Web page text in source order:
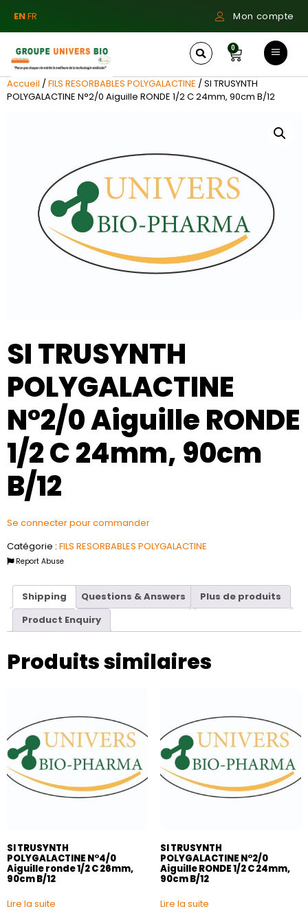
ENFR Mon compte
0
Accueil /FILS RESORBABLES POLYGALACTINE / SI TRUSYNTH
POLYGALACTINE N°2/0 Aiguille RONDE 1/2 C 24mm, 90cm B/12
SI TRUSYNTH
POLYGALACTINE
N°2/0 Aiguille RONDE
1/2 C 24mm, 90cm
B/12
Se connecter pour commander
Catégorie : FILS RESORBABLES POLYGALACTINE
Report Abuse
Shipping Questions & Answers
Plus de produits
Product Enquiry
Produits similaires
SI TRUSYNTH
POLYGALACTINE N°4/0
Aiguille ronde 1/2 C 26mm,
90cm B/12
Lire la suite
SI TRUSYNTH
POLYGALACTINE N°2/0
Aiguille RONDE 1/2 C 24mm,
90cm B/12
Lire la suite